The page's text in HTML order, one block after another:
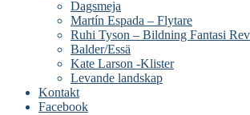
Dagsmeja
Martín Espada – Flytare
Ruhi Tyson – Bildning Fantasi
Balder/Essä
Kate Larson -Klister
Levande landskap
Kontakt
Facebook